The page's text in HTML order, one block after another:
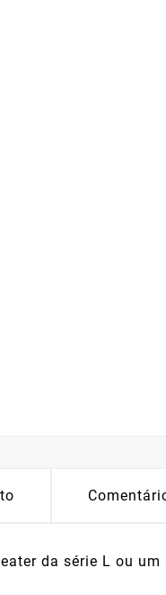
da série L ou